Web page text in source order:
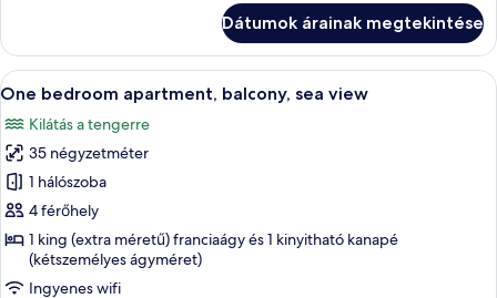
erkély
további
részletei
Dátumok árainak megtekintése
A
következő
szoba
összes
képének
megtekintése:
One
bedroom
apartment,
Egy asztal székekkel, egy erkélyen,
12
One bedroom apartment, balcony, sea view
Kilátás a tengerre
35 négyzetméter
1 hálószoba
4 férőhely
1 king (extra méretű) franciaágy és 1 kinyitható kanapé
(kétszemélyes ágyméret)
Ingyenes wifi